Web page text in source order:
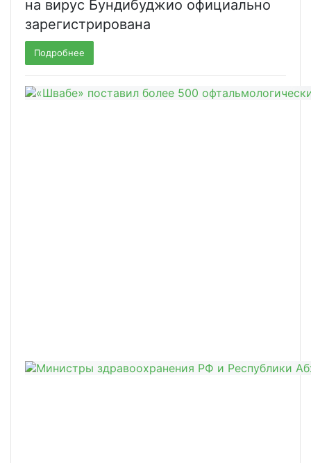
на вирус Бундибуджио официально
зарегистрирована
Подробнее